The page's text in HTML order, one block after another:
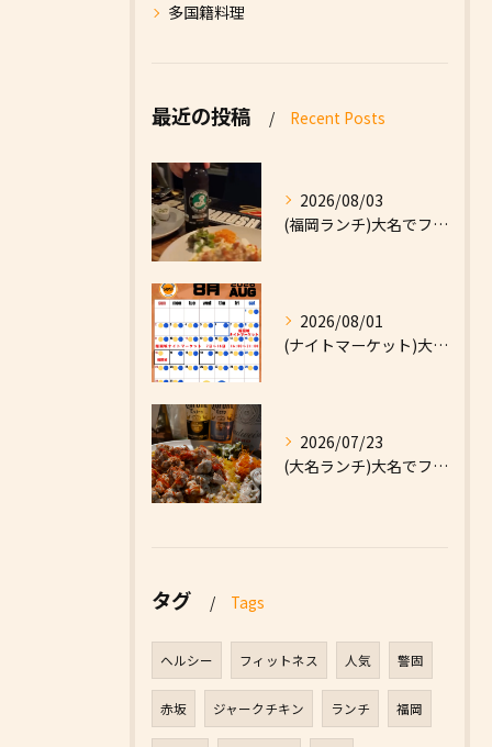
多国籍料理
最近の投稿 Recent Posts
2026/08/03
(福岡ランチ)大名でファーストフードなら|High Five...
2026/08/01
(ナイトマーケット)大名でファーストフードなら|High F...
2026/07/23
(大名ランチ)大名でファーストフードなら|High Five...
タグ Tags
ヘルシー フィットネス 人気 警固
赤坂 ジャークチキン ランチ 福岡